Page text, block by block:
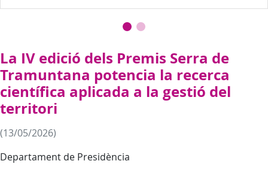
La IV edició dels Premis Serra de
Tramuntana potencia la recerca
científica aplicada a la gestió del
territori
(13/05/2026)
Departament de Presidència